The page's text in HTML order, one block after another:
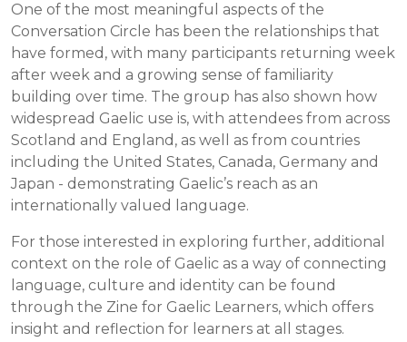
One of the most meaningful aspects of the
Conversation Circle has been the relationships that
have formed, with many participants returning week
after week and a growing sense of familiarity
building over time. The group has also shown how
widespread Gaelic use is, with attendees from across
Scotland and England, as well as from countries
including the United States, Canada, Germany and
Japan - demonstrating Gaelic’s reach as an
internationally valued language.
For those interested in exploring further, additional
context on the role of Gaelic as a way of connecting
language, culture and identity can be found
through the Zine for Gaelic Learners, which offers
insight and reflection for learners at all stages.